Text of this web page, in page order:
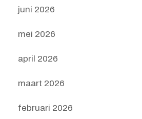
juni 2026
mei 2026
april 2026
maart 2026
februari 2026